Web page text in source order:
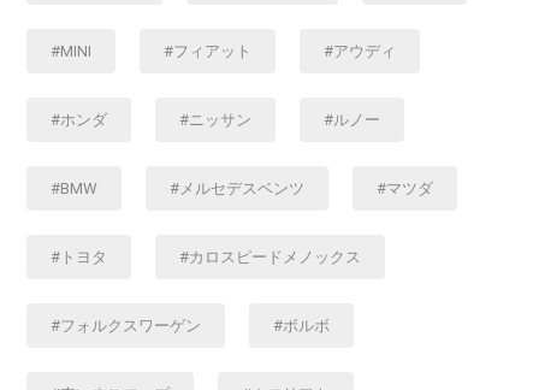
MINI フィアット アウディ
ホンダ ニッサン ルノー
BMW メルセデスベンツ マツダ
トヨタ カロスピードメノックス
フォルクスワーゲン ボルボ